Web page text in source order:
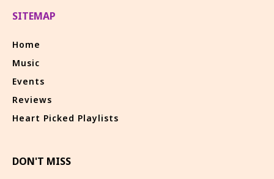
SITEMAP
Home
Music
Events
Reviews
Heart Picked Playlists
DON'T MISS